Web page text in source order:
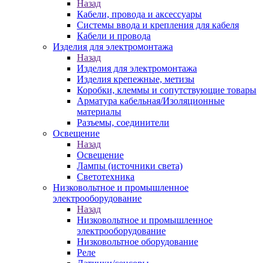
Назад
Кабели, провода и аксессуары
Системы ввода и крепления для кабеля
Кабели и провода
Изделия для электромонтажа
Назад
Изделия для электромонтажа
Изделия крепежные, метизы
Коробки, клеммы и сопутствующие товары
Арматура кабельная/Изоляционные
материалы
Разъемы, соединители
Освещение
Назад
Освещение
Лампы (источники света)
Светотехника
Низковольтное и промышленное
электрооборудование
Назад
Низковольтное и промышленное
электрооборудование
Низковольтное оборудование
Реле